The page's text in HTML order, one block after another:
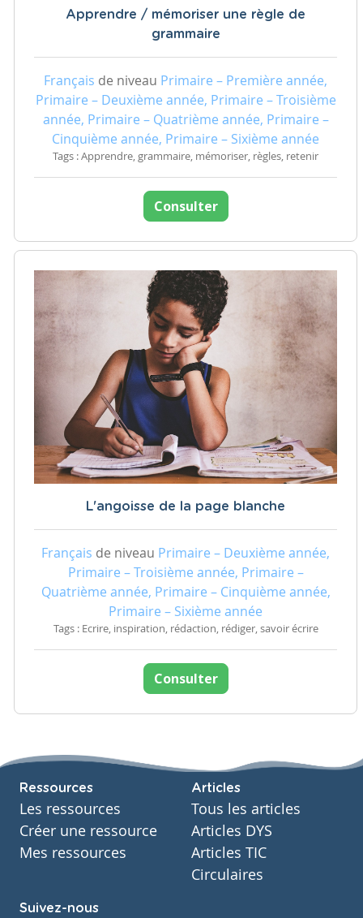
Apprendre / mémoriser une règle de
grammaire
Français de niveau Primaire – Première année,
Primaire – Deuxième année, Primaire – Troisième
année, Primaire – Quatrième année, Primaire –
Cinquième année, Primaire – Sixième année
Tags : Apprendre, grammaire, mémoriser, règles, retenir
Consulter
L'angoisse de la page blanche
Français de niveau Primaire – Deuxième année,
Primaire – Troisième année, Primaire –
Quatrième année, Primaire – Cinquième année,
Primaire – Sixième année
Tags : Ecrire, inspiration, rédaction, rédiger, savoir écrire
Consulter
Ressources
Les ressources
Créer une ressource
Mes ressources
Articles
Tous les articles
Articles DYS
Articles TIC
Circulaires
Suivez-nous